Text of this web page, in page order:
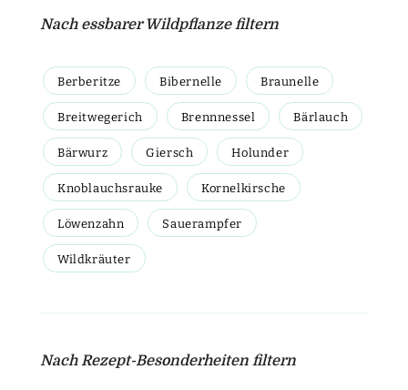
Nach essbarer Wildpflanze filtern
Berberitze Bibernelle Braunelle
Breitwegerich Brennnessel Bärlauch
Bärwurz Giersch Holunder
Knoblauchsrauke Kornelkirsche
Löwenzahn Sauerampfer
Wildkräuter
Nach Rezept-Besonderheiten filtern